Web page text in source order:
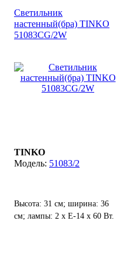
Светильник
настенный(бра) TINKO
51083CG/2W
TINKO
51083/2
Высота: 31 см; ширина: 36
см; лампы: 2 х Е-14 х 60 Вт.